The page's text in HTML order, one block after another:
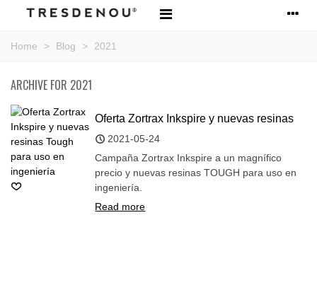
Home > Blog > 2021
ARCHIVE FOR 2021
Oferta Zortrax Inkspire y nuevas resinas
Tough para uso en ingeniería
2021-05-24
Campaña Zortrax Inkspire a un magnífico
precio y nuevas resinas TOUGH para uso en
ingeniería.
Read more